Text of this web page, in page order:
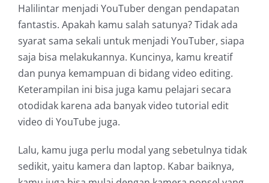
Halilintar menjadi YouTuber dengan pendapatan
fantastis. Apakah kamu salah satunya? Tidak ada
syarat sama sekali untuk menjadi YouTuber, siapa
saja bisa melakukannya. Kuncinya, kamu kreatif
dan punya kemampuan di bidang video editing.
Keterampilan ini bisa juga kamu pelajari secara
otodidak karena ada banyak video tutorial edit
video di YouTube juga.
Lalu, kamu juga perlu modal yang sebetulnya tidak
sedikit, yaitu kamera dan laptop. Kabar baiknya,